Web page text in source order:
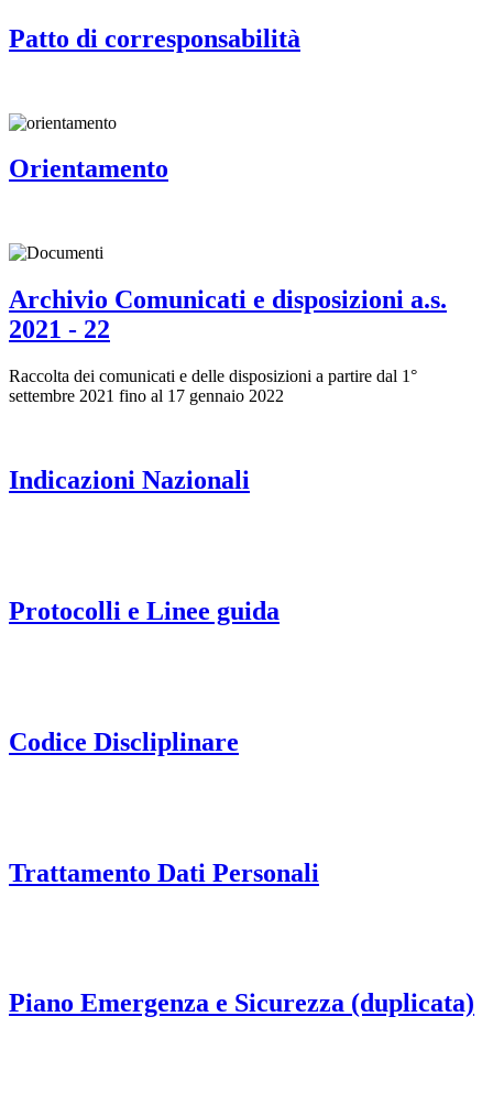
Patto di corresponsabilità
Orientamento
Archivio Comunicati e disposizioni a.s.
2021 - 22
Raccolta dei comunicati e delle disposizioni a partire dal 1°
settembre 2021 fino al 17 gennaio 2022
Indicazioni Nazionali
Protocolli e Linee guida
Codice Discliplinare
Trattamento Dati Personali
Piano Emergenza e Sicurezza (duplicata)